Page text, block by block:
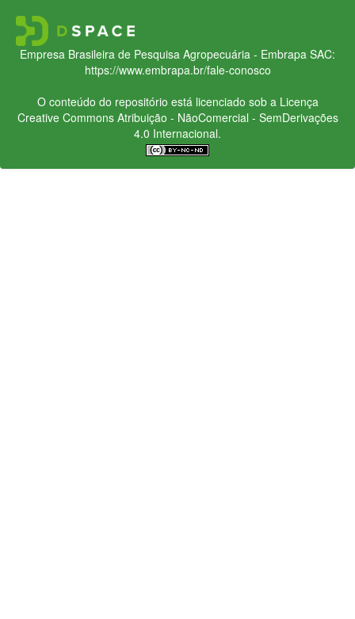
Empresa Brasileira de Pesquisa Agropecuária - Embrapa SAC:
https://www.embrapa.br/fale-conosco
O conteúdo do repositório está licenciado sob a Licença
Creative CommonsAtribuição - NãoComercial - SemDerivações
4.0 Internacional.